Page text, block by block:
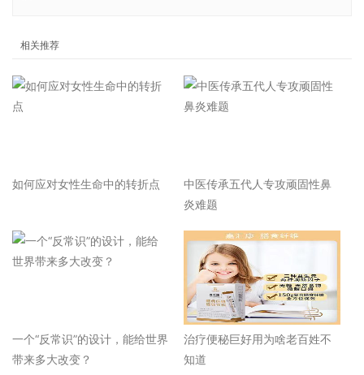
相关推荐
如何应对女性生命中的转折点
中医传承五代人专攻顽固性鼻
炎难题
一个“反常识”的设计，能给世界
带来多大改变？
治疗便秘巨好用为啥老百姓不
知道